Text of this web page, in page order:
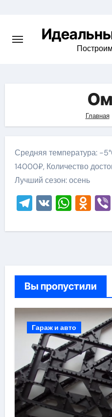
content
Главная
Средняя температура: -
14000₽, Количество
Лучший сезон: осень
Telegram
VK
Вы пропустили
Гараж и авто